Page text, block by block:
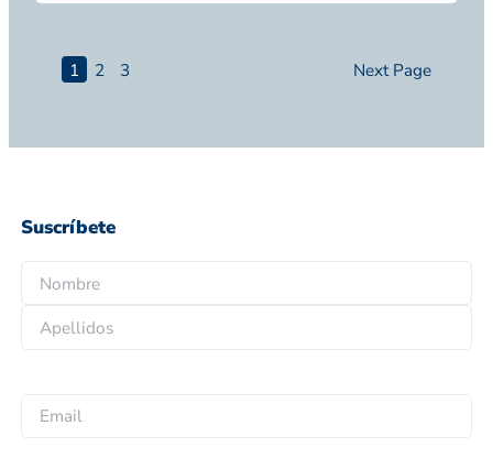
1 2 3 Next Page
Suscríbete
o
r
*
o
b
r
p
m